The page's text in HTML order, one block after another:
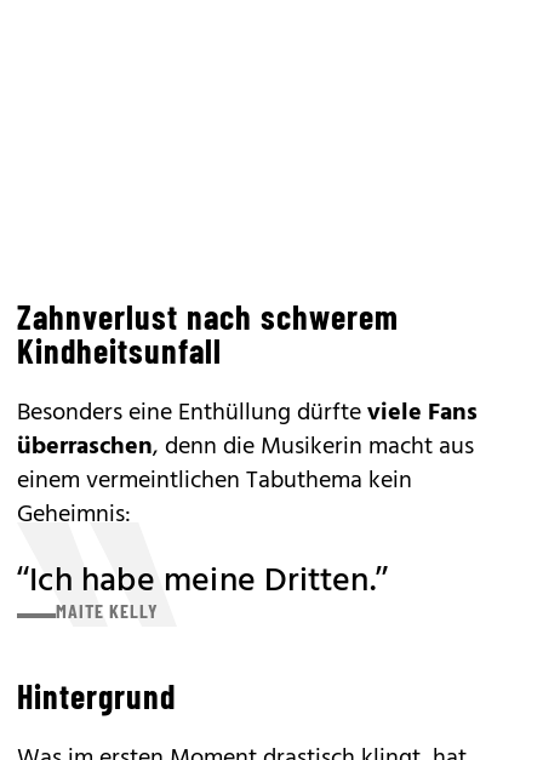
Zahnverlust nach schwerem
Kindheitsunfall
Besonders eine Enthüllung dürfteviele Fans
überraschen, denn die Musikerin macht aus
einem vermeintlichen Tabuthema kein
Geheimnis:
“Ich habe meine Dritten.”
MAITE KELLY
Hintergrund